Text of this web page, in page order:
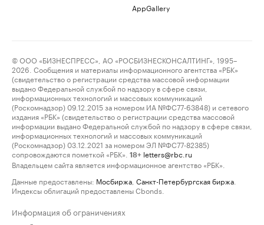
AppGallery
© ООО «БИЗНЕСПРЕСС», АО «РОСБИЗНЕСКОНСАЛТИНГ», 1995–
2026. Сообщения и материалы информационного агентства «РБК»
(свидетельство о регистрации средства массовой информации
выдано Федеральной службой по надзору в сфере связи,
информационных технологий и массовых коммуникаций
(Роскомнадзор) 09.12.2015 за номером ИА №ФС77-63848) и сетевого
издания «РБК» (свидетельство о регистрации средства массовой
информации выдано Федеральной службой по надзору в сфере связи,
информационных технологий и массовых коммуникаций
(Роскомнадзор) 03.12.2021 за номером ЭЛ №ФС77-82385)
сопровождаются пометкой «РБК».
18+ letters@rbc.ru
Владельцем сайта является информационное агентство «РБК».
Данные предоставлены: Мосбиржа Санкт-Петербургская биржа
Индексы облигаций предоставлены Cbonds.
Информация об ограничениях